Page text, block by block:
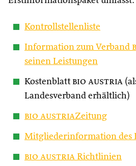
Kontrollstellenliste
Information zum Verband
seinen Leistungen
Kostenblatt bio austria
Landesverband erhältlich)
bio austriaZeitung
Mitgliederinformation des
bio austria Richtlinien